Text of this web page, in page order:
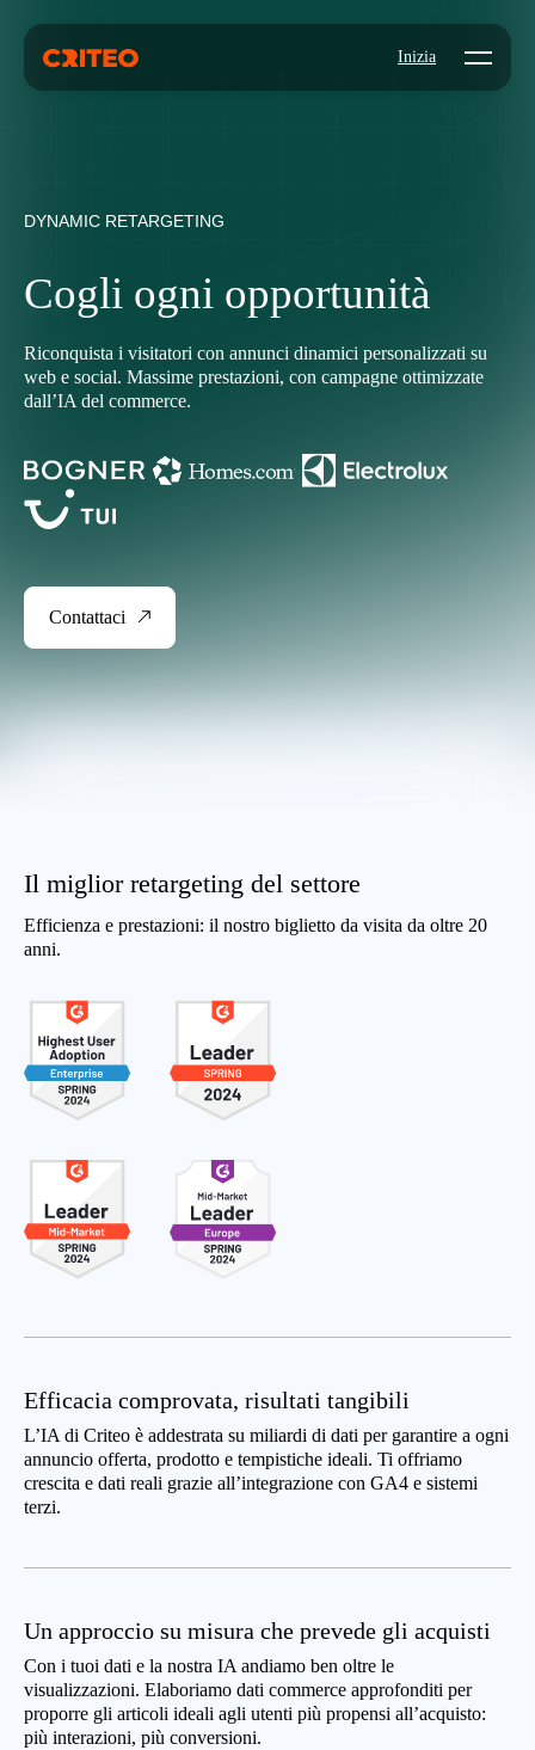
Inizia Open
DYNAMIC RETARGETING
Cogli ogni opportunità
Riconquista i visitatori con annunci dinamici personalizzati su
web e social. Massime prestazioni, con campagne ottimizzate
dall’IA del commerce.
Contattaci
Il miglior retargeting del settore
Efficienza e prestazioni: il nostro biglietto da visita da oltre 20
anni.
Efficacia comprovata, risultati tangibili
L’IA di Criteo è addestrata su miliardi di dati per garantire a ogni
annuncio offerta, prodotto e tempistiche ideali. Ti offriamo
crescita e dati reali grazie all’integrazione con GA4 e sistemi
terzi.
Un approccio su misura che prevede gli acquisti
Con i tuoi dati e la nostra IA andiamo ben oltre le
visualizzazioni. Elaboriamo dati commerce approfonditi per
proporre gli articoli ideali agli utenti più propensi all’acquisto:
più interazioni, più conversioni.